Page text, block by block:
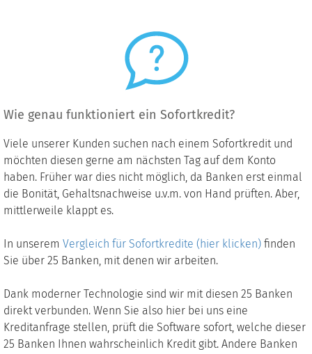
Wie genau funktioniert ein Sofortkredit?
Viele unserer Kunden suchen nach einem Sofortkredit und
möchten diesen gerne am nächsten Tag auf dem Konto
haben. Früher war dies nicht möglich, da Banken erst einmal
die Bonität, Gehaltsnachweise u.v.m. von Hand prüften. Aber,
mittlerweile klappt es.
In unserem Vergleich für Sofortkredite (hier klicken) finden
Sie über 25 Banken, mit denen wir arbeiten.
Dank moderner Technologie sind wir mit diesen 25 Banken
direkt verbunden. Wenn Sie also hier bei uns eine
Kreditanfrage stellen, prüft die Software sofort, welche dieser
25 Banken Ihnen wahrscheinlich Kredit gibt. Andere Banken